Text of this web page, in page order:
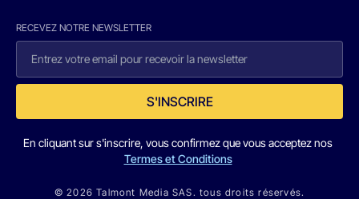
RECEVEZ NOTRE NEWSLETTER
S'INSCRIRE
En cliquant sur s'inscrire, vous confirmez que vous acceptez nos
Termes et Conditions
© 2026 Talmont Media SAS. tous droits réservés.